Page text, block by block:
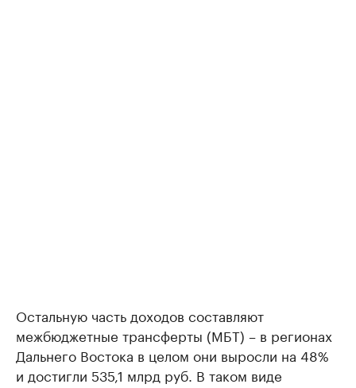
Остальную часть доходов составляют
межбюджетные трансферты (МБТ) – в регионах
Дальнего Востока в целом они выросли на 48%
и достигли 535,1 млрд руб. В таком виде